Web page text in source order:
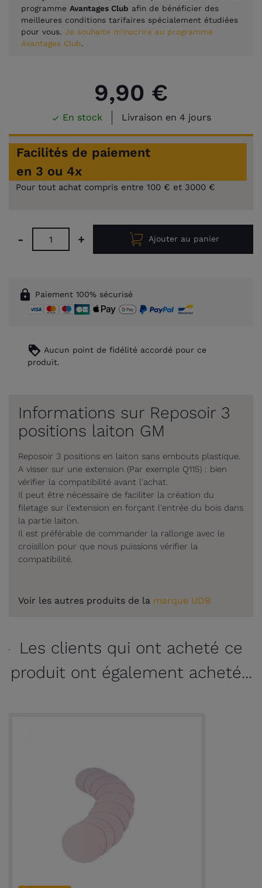
programme Avantages Club afin de bénéficier des
meilleures conditions tarifaires spécialement étudiées
pour vous. Je souhaite m’inscrire au programme
Avantages Club.
9,90 €
 En stock Livraison en 4 jours
Facilités de paiement
en 3 ou 4x
Pour tout achat compris entre 100 € et 3000 €
- + Ajouter au panier
lock Paiement 100% sécurisé
loyalty Aucun point de fidélité accordé pour ce
produit.
Informations sur Reposoir 3
positions laiton GM
Reposoir 3 positions en laiton sans embouts plastique.
A visser sur une extension (Par exemple Q115) : bien
vérifier la compatibilité avant l'achat.
Il peut être nécessaire de faciliter la création du
filetage sur l'extension en forçant l'entrée du bois dans
la partie laiton.
Il est préférable de commander la rallonge avec le
croisillon pour que nous puissions vérifier la
compatibilité.
Voir les autres produits de la marque UDB
Les clients qui ont acheté ce
produit ont également acheté...